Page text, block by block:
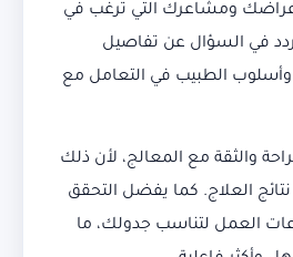
ومشاعرك التي ترغب في
في السؤال عن تفاصيل
وأسلوب الطبيب في التعامل مع
والثقة مع المعالج، لأن ذلك
العلاج. كما يفضل التحقق
العمل لتناسب جدولك، ما